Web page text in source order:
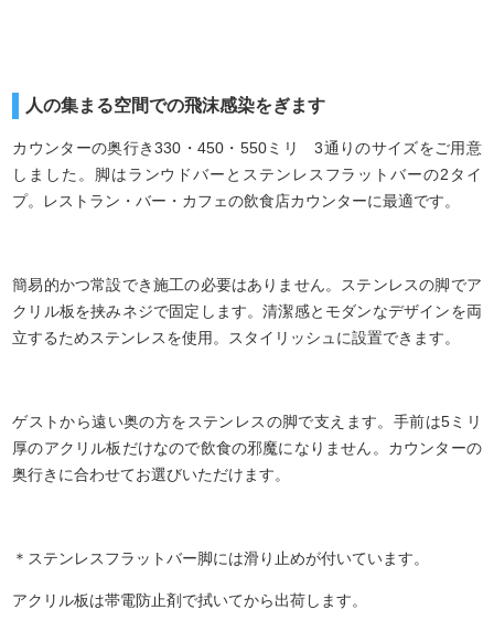
人の集まる空間での飛沫感染をぎます
カウンターの奥行き330・450・550ミリ 3通りのサイズをご用意
しました。脚はランウドバーとステンレスフラットバーの2タイ
プ。レストラン・バー・カフェの飲食店カウンターに最適です。
簡易的かつ常設でき施工の必要はありません。ステンレスの脚でア
クリル板を挟みネジで固定します。清潔感とモダンなデザインを両
立するためステンレスを使用。スタイリッシュに設置できます。
ゲストから遠い奥の方をステンレスの脚で支えます。手前は5ミリ
厚のアクリル板だけなので飲食の邪魔になりません。カウンターの
奥行きに合わせてお選びいただけます。
＊ステンレスフラットバー脚には滑り止めが付いています。
アクリル板は帯電防止剤で拭いてから出荷します。